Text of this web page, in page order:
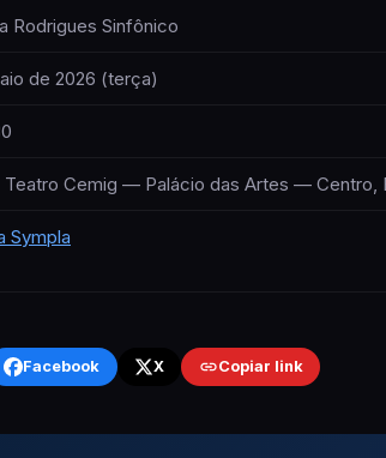
Rodrigues Sinfônico
de 2026 (terça)
Teatro Cemig — Palácio das Artes — Centro,
Sympla
Facebook X Copiar link